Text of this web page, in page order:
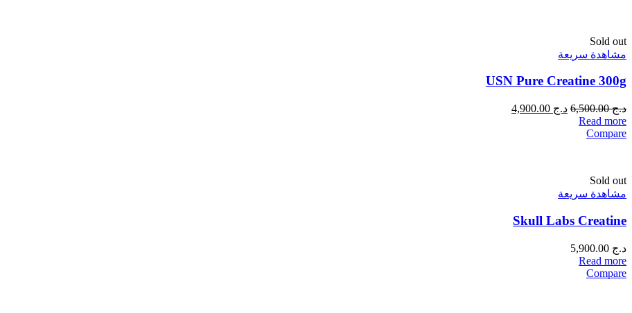
Sold out
مشاهدة سريعة
USN Pure Creatine 300g
د.ج6,500.00 د.ج
Read more
Compare
Sold out
مشاهدة سريعة
Skull Labs Creatine
د.ج
Read more
Compare